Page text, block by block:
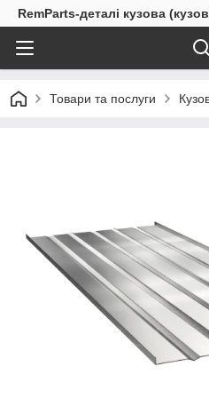
RemParts-деталі кузова
Товари та послуги